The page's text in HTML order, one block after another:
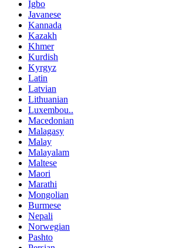
Igbo
Javanese
Kannada
Kazakh
Khmer
Kurdish
Kyrgyz
Latin
Latvian
Lithuanian
Luxembou..
Macedonian
Malagasy
Malay
Malayalam
Maltese
Maori
Marathi
Mongolian
Burmese
Nepali
Norwegian
Pashto